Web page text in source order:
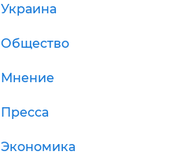
Украина
Общество
Мнение
Пресса
Экономика